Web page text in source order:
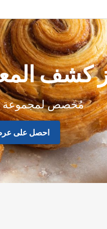
كشف
مُخصص لمجموعة
احصل على